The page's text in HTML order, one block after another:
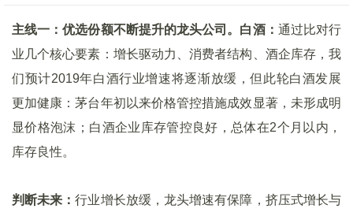
主线一：优选份额不断提升的龙头公司。 白酒： 通过比对行
业几个核心要素：增长驱动力、消费者结构、酒企库存，我
们预计2019年白酒行业增速将逐渐放缓，但此轮白酒发展
更加健康：茅台年初以来价格管控措施成效显著，未形成明
显价格泡沫；白酒企业库存管控良好，总体在2个月以内，
库存良性。
判断未来：行业增长放缓，龙头增速有保障，挤压式增长与